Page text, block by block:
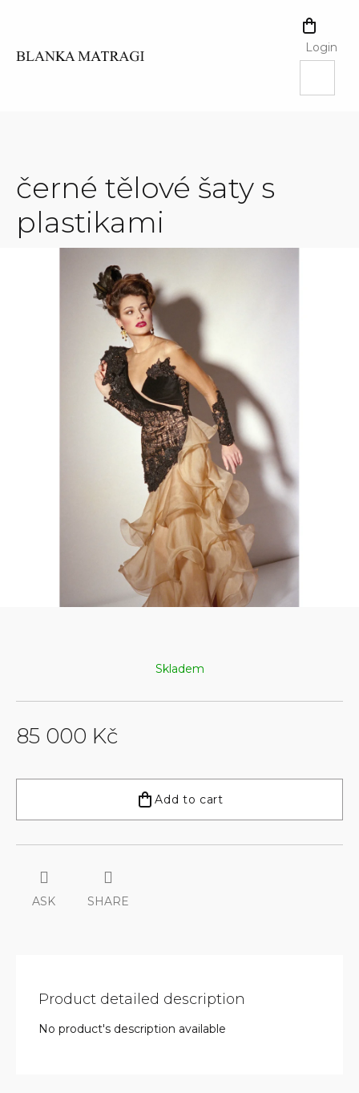
CART
Login
černé tělové šaty s
plastikami
85 000 Kč
price:
Skladem
Add to cart
ASK SHARE
Product detailed description
No product's description available